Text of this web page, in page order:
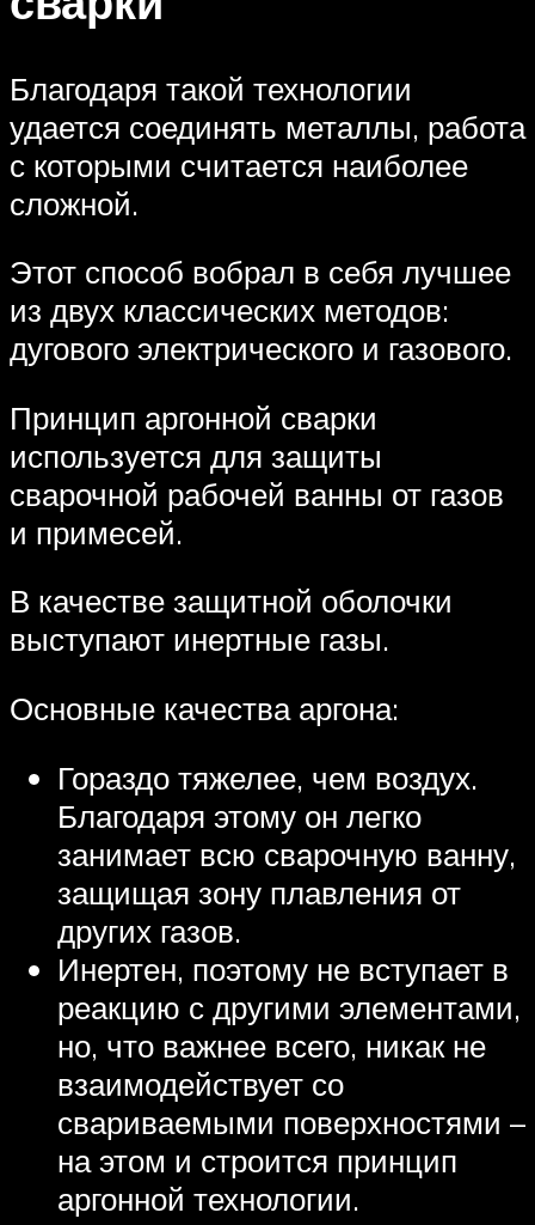
Благодаря такой технологии
удается соединять металлы, работа
с которыми считается наиболее
сложной.
Этот способ вобрал в себя лучшее
из двух классических методов:
дугового электрического и газового.
Принцип аргонной сварки
используется для защиты
сварочной рабочей ванны от газов
и примесей.
В качестве защитной оболочки
выступают инертные газы.
Основные качества аргона:
Гораздо тяжелее, чем воздух.
Благодаря этому он легко
занимает всю сварочную ванну,
защищая зону плавления от
других газов.
Инертен, поэтому не вступает в
реакцию с другими элементами,
но, что важнее всего, никак не
взаимодействует со
свариваемыми поверхностями –
на этом и строится принцип
аргонной технологии.